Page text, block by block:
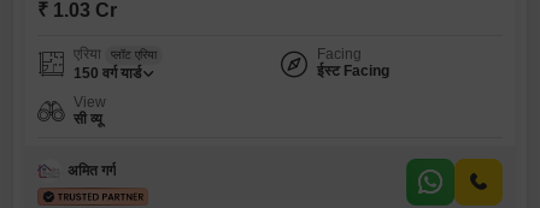
₹ 1.03 Cr
एरिया प्लॉट एरिया
150 वर्ग यार्ड
Facing
ईस्ट Facing
View
सी व्यू
अमित गर्ग